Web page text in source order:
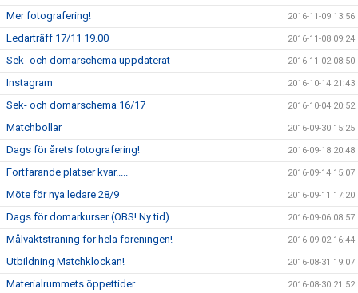
Mer fotografering! 2016-11-09 13:56
Ledarträff 17/11 19.00 2016-11-08 09:24
Sek- och domarschema uppdaterat 2016-11-02 08:50
Instagram 2016-10-14 21:43
Sek- och domarschema 16/17 2016-10-04 20:52
Matchbollar 2016-09-30 15:25
Dags för årets fotografering! 2016-09-18 20:48
Fortfarande platser kvar..... 2016-09-14 15:07
Möte för nya ledare 28/9 2016-09-11 17:20
Dags för domarkurser (OBS! Ny tid) 2016-09-06 08:57
Målvaktsträning för hela föreningen! 2016-09-02 16:44
Utbildning Matchklockan! 2016-08-31 19:07
Materialrummets öppettider 2016-08-30 21:52